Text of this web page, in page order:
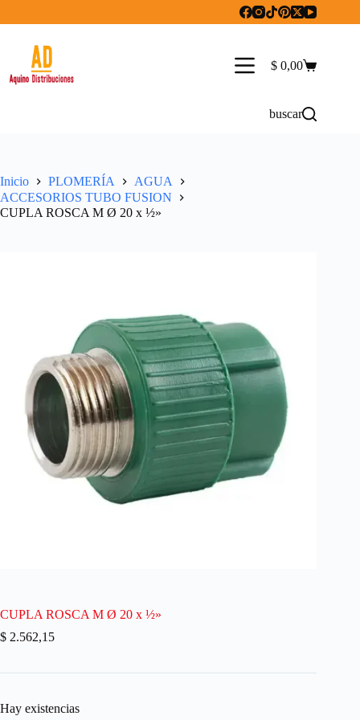
Carro
$ 0,00
buscar
Inicio PLOMERÍA
AGUA
ACCESORIOS TUBO FUSION
CUPLA ROSCA M Ø 20 x ½»
CUPLA ROSCA M Ø 20 x ½»
$ 2.562,15
Hay existencias